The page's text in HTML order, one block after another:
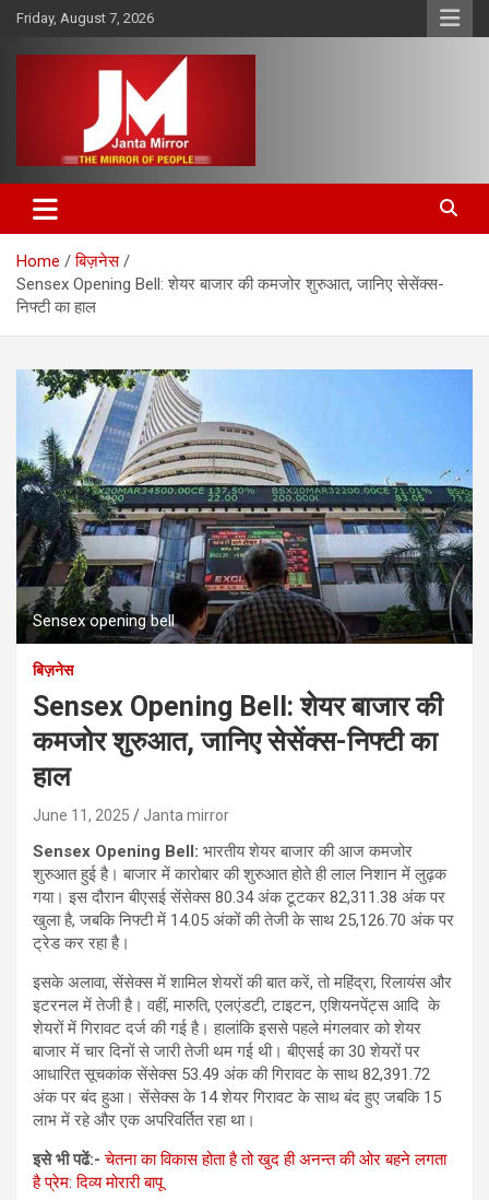
Skip
content
Friday, August 7, 2026
Janta Mirror
Home
बिज़नेस
Sensex Opening Bell: शेयर बाजार की कमजोर शुरुआत, जानिए सेसेंक्‍स-
निफ्टी का हाल
Sensex opening bell
बिज़नेस
Sensex Opening Bell: शेयर बाजार की
कमजोर शुरुआत, जानिए सेसेंक्‍स-निफ्टी का
हाल
June 11, 2025 Janta mirror
Sensex Opening Bell: भारतीय शेयर बाजार की आज कमजोर
शुरुआत हुई है। बाजार में कारोबार की शुरुआत होते ही लाल निशान में लुढ़क
गया। इस दौरान बीएसई सेंसेक्स 80.34 अंक टूटकर 82,311.38 अंक पर
खुला है, जबकि निफ्टी में 14.05 अंकों की तेजी के साथ 25,126.70 अंक पर
ट्रेड कर रहा है।
इसके अलावा, सेंसेक्स में शामिल शेयरों की बात करें, तो महिंद्रा, रिलायंस और
इटरनल में तेजी है। वहीं, मारुति, एलएंडटी, टाइटन, एशियनपेंट्स आदि के
शेयरों में गिरावट दर्ज की गई है। हालांकि इससे पहले मंगलवार को शेयर
बाजार में चार दिनों से जारी तेजी थम गई थी। बीएसई का 30 शेयरों पर
आधारित सूचकांक सेंसेक्स 53.49 अंक की गिरावट के साथ 82,391.72
अंक पर बंद हुआ। सेंसेक्स के 14 शेयर गिरावट के साथ बंद हुए जबकि 15
लाभ में रहे और एक अपरिवर्तित रहा था।
इसे भी पढें:-चेतना का विकास होता है तो खुद ही अनन्त की ओर बहने लगता
है प्रेम: दिव्‍य मोरारी बापू